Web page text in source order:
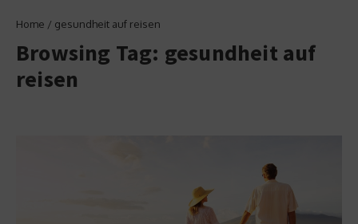
Home / gesundheit auf reisen
Browsing Tag: gesundheit auf
reisen